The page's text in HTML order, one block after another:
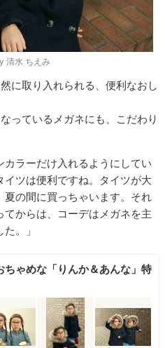
清水 ちえみ
に取り入れられる、便利なおし
っているメガネにも、こだわり
カラーだけ入れるようにしてい
イツは便利ですね。タイツが大
の間に買っちゃいます。それ
からは、コーデはメガネを主
。」
ちゃめな「りんか＆あんな」特